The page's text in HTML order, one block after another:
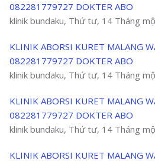
082281779727 DOKTER ABO
klinik bundaku, Thứ tư, 14 Tháng
KLINIK ABORSI KURET MALANG
082281779727 DOKTER ABO
klinik bundaku, Thứ tư, 14 Tháng
KLINIK ABORSI KURET MALANG
082281779727 DOKTER ABO
klinik bundaku, Thứ tư, 14 Tháng
KLINIK ABORSI KURET MALANG